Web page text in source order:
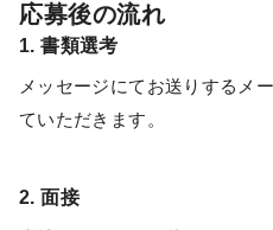
応募後の流れ
1. 書類選考
メッセージにてお送りするメ
ていただきます。
2. 面接